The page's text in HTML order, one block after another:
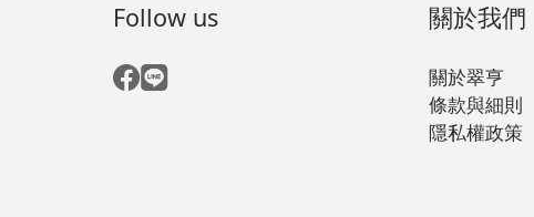
Follow us 關於我們
關於翠亨
條款與細則
隱私權政策